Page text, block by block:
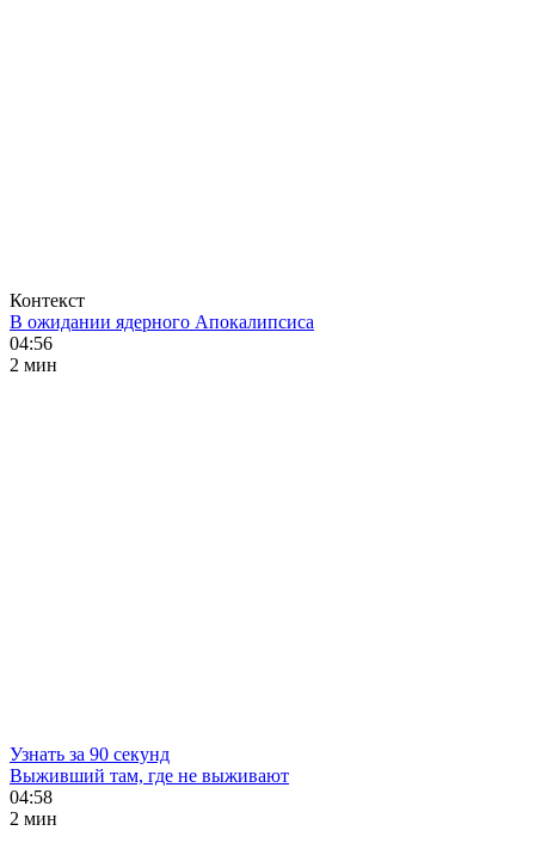
Контекст
В ожидании ядерного Апокалипсиса
04:56
2 мин
Узнать за 90 секунд
Выживший там, где не выживают
04:58
2 мин